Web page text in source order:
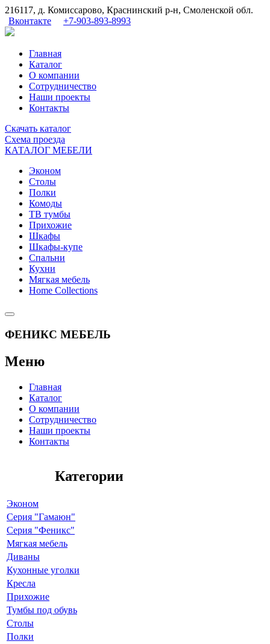
216117, д. Комиссарово, Краснинский р-н, Смоленской обл.
Вконтакте
+7-903-893-8993
Главная
Каталог
О компании
Сотрудничество
Наши проекты
Контакты
Скачать каталог
Схема проезда
КАТАЛОГ МЕБЕЛИ
Эконом
Столы
Полки
Комоды
ТВ тумбы
Прихожие
Шкафы
Шкафы-купе
Спальни
Кухни
Мягкая мебель
Home Collections
ФЕНИКС МЕБЕЛЬ
Меню
Главная
Каталог
О компании
Сотрудничество
Наши проекты
Контакты
Категории
Эконом
Серия "Гамаюн"
Серия "Феникс"
Мягкая мебель
Диваны
Кухонные уголки
Кресла
Прихожие
Тумбы под обувь
Столы
Полки